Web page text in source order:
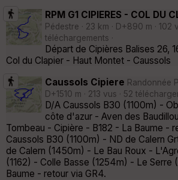
RPM G1 CIPIERES - COL DU
Pédestre · 23 km · D+890 m · 102
téléchargements ·
Départ de Cipières Balises 26,
Col du Clapier - Haut Montet - Caussols
Caussols Cipiere Randonnée
D+1510 m · 213 vus · 52
D/A Caussols B30 (1100m) -
côte d'azur - Aven des
Tombeau - Cipière - B182 - La Baume -
Caussols B30 (1100m) - ND de Calern
de Calern (1450m) - Le Bau Roux -
(1162) - Colle Basse (1254m) - Le Serre
Baume - retour via GR4.